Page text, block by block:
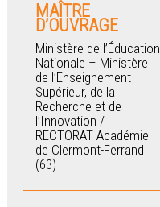
MAÎTRE
D’OUVRAGE
Ministère de l’Éducation
Nationale – Ministère
de l’Enseignement
Supérieur, de la
Recherche et de
l’Innovation /
RECTORAT Académie
de Clermont-Ferrand
(63)